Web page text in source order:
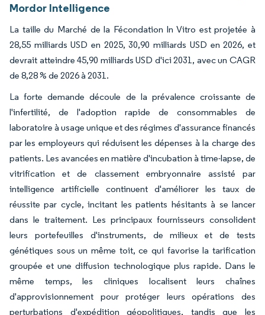
Mordor Intelligence
La taille du Marché de la Fécondation In Vitro est projetée à
28,55 milliards USD en 2025, 30,90 milliards USD en 2026, et
devrait atteindre 45,90 milliards USD d'ici 2031, avec un CAGR
de 8,28 % de 2026 à 2031.
La forte demande découle de la prévalence croissante de
l'infertilité, de l'adoption rapide de consommables de
laboratoire à usage unique et des régimes d'assurance financés
par les employeurs qui réduisent les dépenses à la charge des
patients. Les avancées en matière d'incubation à time-lapse, de
vitrification et de classement embryonnaire assisté par
intelligence artificielle continuent d'améliorer les taux de
réussite par cycle, incitant les patients hésitants à se lancer
dans le traitement. Les principaux fournisseurs consolident
leurs portefeuilles d'instruments, de milieux et de tests
génétiques sous un même toit, ce qui favorise la tarification
groupée et une diffusion technologique plus rapide. Dans le
même temps, les cliniques localisent leurs chaînes
d'approvisionnement pour protéger leurs opérations des
perturbations d'expédition géopolitiques, tandis que les